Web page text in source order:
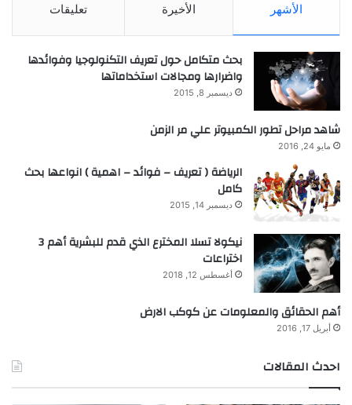
الأشهر الأخيرة تعليقات
بحث متكامل حول تعريف التكنولوجيا وفوائدها
واضرارها ومجالات استخداماتها
ديسمبر 8, 2015
شاهد مراحل تطور الكمبيوتر علي مر الزمن
مايو 24, 2016
الرياضة ( تعريف – فوائد – اهمية ) انواعها بحث
كامل
ديسمبر 14, 2015
نيكولا تسلا المخترع الذي قدم للبشرية أهم 3
اختراعات
أغسطس 12, 2018
أهم الحقائق والمعلومات عن كوكب الارض
أبريل 17, 2016
احدث المقالات